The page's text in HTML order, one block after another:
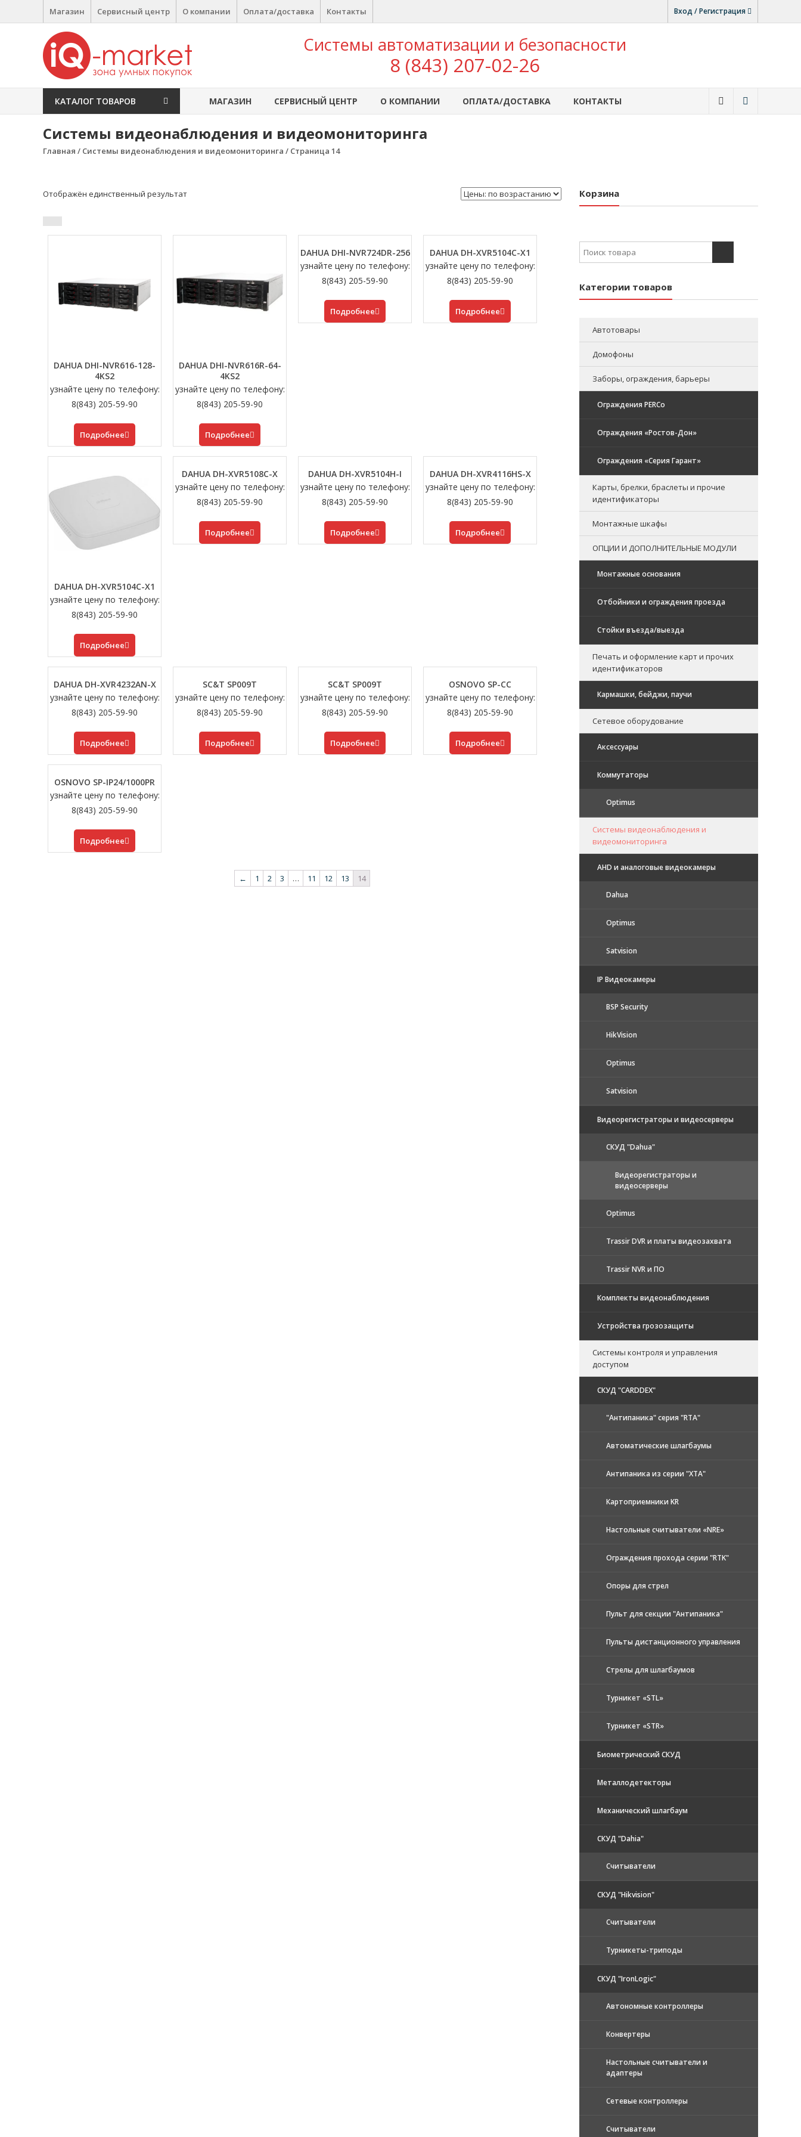
Перейти к содержимому
Магазин Сервисный центр О компании Оплата/доставка Контакты Вход / Регистрация
IQ Market
зона умных покупок
Системы автоматизации и безопасности
8 (843) 207-02-26
КАТАЛОГ ТОВАРОВ МАГАЗИН СЕРВИСНЫЙ ЦЕНТР О КОМПАНИИ ОПЛАТА/ДОСТАВКА КОНТАКТЫ
Системы видеонаблюдения и видеомониторинга
Главная / Системы видеонаблюдения и видеомониторинга / Страница 14
Отображён единственный результат
DAHUA DHI-NVR616-128-
4KS2
узнайте цену по телефону:
8(843) 205-59-90
Подробнее
DAHUA DHI-NVR616R-64-
4KS2
узнайте цену по телефону:
8(843) 205-59-90
Подробнее
DAHUA DHI-NVR724DR-256
узнайте цену по телефону:
8(843) 205-59-90
Подробнее
DAHUA DH-XVR5104C-X1
узнайте цену по телефону:
8(843) 205-59-90
Подробнее
DAHUA DH-XVR5104C-X1
узнайте цену по телефону:
8(843) 205-59-90
Подробнее
DAHUA DH-XVR5108C-X
узнайте цену по телефону:
8(843) 205-59-90
Подробнее
DAHUA DH-XVR5104H-I
узнайте цену по телефону:
8(843) 205-59-90
Подробнее
DAHUA DH-XVR4116HS-X
узнайте цену по телефону:
8(843) 205-59-90
Подробнее
DAHUA DH-XVR4232AN-X
узнайте цену по телефону:
8(843) 205-59-90
Подробнее
SC&T SP009T
узнайте цену по телефону:
8(843) 205-59-90
Подробнее
SC&T SP009T
узнайте цену по телефону:
8(843) 205-59-90
Подробнее
OSNOVO SP-CC
узнайте цену по телефону:
8(843) 205-59-90
Подробнее
OSNOVO SP-IP24/1000PR
узнайте цену по телефону:
8(843) 205-59-90
Подробнее
← 1 2 3 … 11 12 13 14
Корзина
Search for:
Категории товаров
Автотовары
Домофоны
Заборы, ограждения, барьеры
Ограждения PERCo
Ограждения «Ростов-Дон»
Ограждения «Серия Гарант»
Карты, брелки, браслеты и прочие
идентификаторы
Монтажные шкафы
ОПЦИИ И ДОПОЛНИТЕЛЬНЫЕ МОДУЛИ
Монтажные основания
Отбойники и ограждения проезда
Стойки въезда/выезда
Печать и оформление карт и прочих
идентификаторов
Кармашки, бейджи, паучи
Сетевое оборудование
Аксессуары
Коммутаторы
Optimus
Системы видеонаблюдения и
видеомониторинга
AHD и аналоговые видеокамеры
Dahua
Optimus
Satvision
IP Видеокамеры
BSP Security
HikVision
Optimus
Satvision
Видеорегистраторы и видеосерверы
CКУД "Dahua"
Видеорегистраторы и
видеосерверы
Optimus
Trassir DVR и платы видеозахвата
Trassir NVR и ПО
Комплекты видеонаблюдения
Устройства грозозащиты
Системы контроля и управления
доступом
CКУД "CARDDEX"
"Антипаника" серия "RTA"
Автоматические шлагбаумы
Антипаника из серии "XTA"
Картоприемники KR
Настольные считыватели «NRE»
Ограждения прохода серии "RTK"
Опоры для стрел
Пульт для секции "Антипаника"
Пульты дистанционного управления
Стрелы для шлагбаумов
Турникет «STL»
Турникет «STR»
Биометрический СКУД
Металлодетекторы
Механический шлагбаум
СКУД "Dahia"
Считыватели
СКУД "Hikvision"
Считыватели
Турникеты-триподы
СКУД "IronLogic"
Автономные контроллеры
Конвертеры
Настольные считыватели и
адаптеры
Сетевые контроллеры
Считыватели